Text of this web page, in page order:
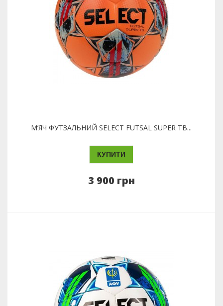
М’ЯЧ ФУТЗАЛЬНИЙ SELECT FUTSAL SUPER TB...
КУПИТИ
3 900 грн